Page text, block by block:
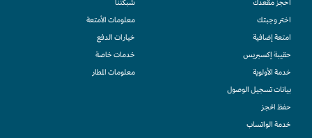
احجز مقعدك
اختر وجبتك
امتعة إضافية
حقيبة إكسبريس
خدمة الأولوية
بيانات تسجيل الوصول
حفظ الحجز
خدمة الواتساب
شبكتنا
معلومات الأمتعة
خيارات الدفع
خدمات خاصة
معلومات المطار